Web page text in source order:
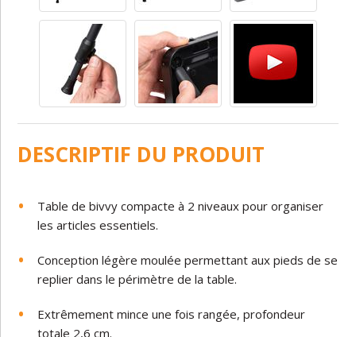
DESCRIPTIF DU PRODUIT
Table de bivvy compacte à 2 niveaux pour organiser
les articles essentiels.
Conception légère moulée permettant aux pieds de se
replier dans le périmètre de la table.
Extrêmement mince une fois rangée, profondeur
totale 2,6 cm.